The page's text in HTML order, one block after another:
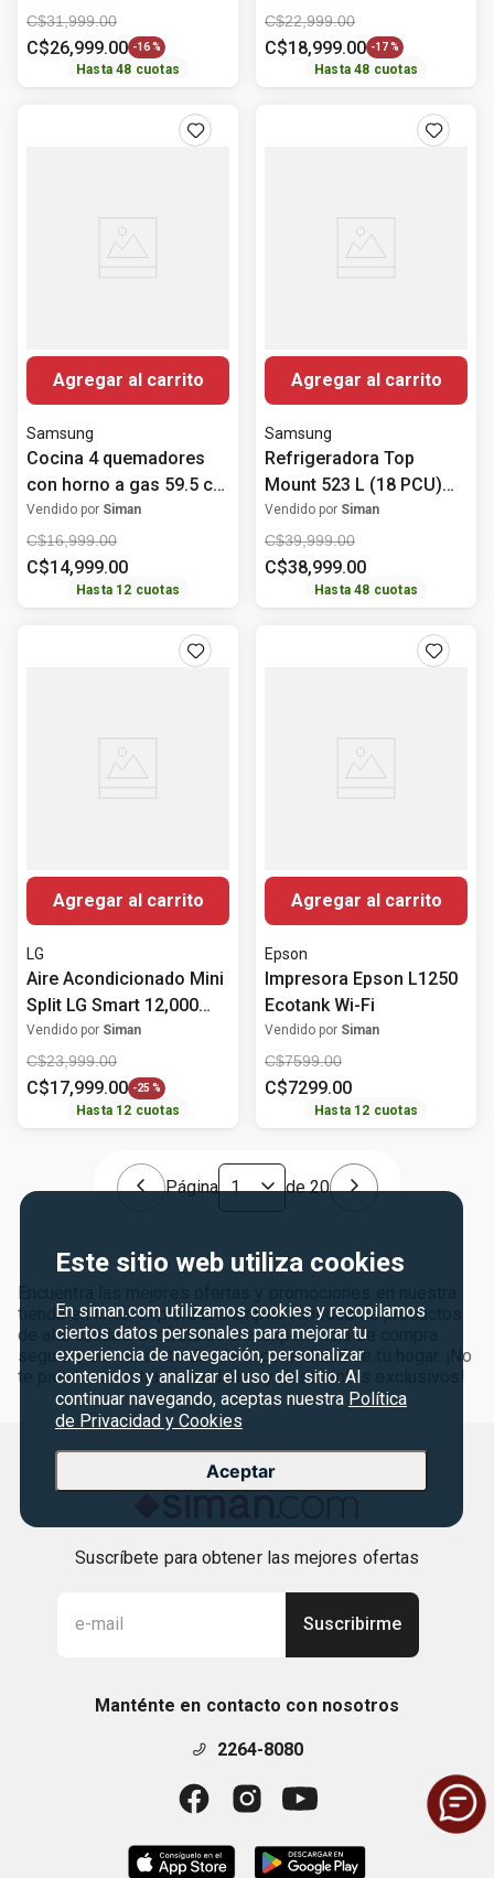
Este sitio web utiliza cookies
En siman.com utilizamos cookies y recopilamos
ciertos datos personales para mejorar tu
experiencia de navegación, personalizar
contenidos y analizar el uso del sitio. Al
continuar navegando, aceptas nuestra Política
de Privacidad y Cookies
Aceptar
RT38DG6224S9/AP
Samsung
C$31,999.00
C$26,999.00 -16 %
Hasta48 cuotas
C$22,999.00
C$18,999.00 -17 %
Hasta48 cuotas
Agregar al carrito
Samsung
Cocina 4 quemadores
con horno a gas 59.5 cm
(24") NX24BG45411VAP
Samsung
Vendido por Siman
C$16,999.00
C$14,999.00
Hasta 12 cuotas
Agregar al carrito
Samsung
Refrigeradora Top
Mount 523 L (18 PCU)
Bespoke Digital Inverter
RT53DB6754ET/AP
Samsung
Vendido por Siman
C$39,999.00
C$38,999.00
Hasta48 cuotas
Agregar al carrito
LG
Aire Acondicionado Mini
Split LG Smart 12,000
BTU
Vendido por Siman
C$23,999.00
C$17,999.00 -25 %
Hasta 12 cuotas
Agregar al carrito
Epson
Impresora Epson L1250
Ecotank Wi-Fi
Vendido por Siman
C$7599.00
C$7299.00
Hasta 12 cuotas
Página de20
Encuentra las mejores ofertas y promociones en nuestra
tienda en línea. Explora una amplia variedad de productos
de alta calidad. Disfruta de una experiencia de compra
segura y conveniente desde la comodidad de tu hogar. ¡No
te pierdas nuestras novedades y descuentos exclusivos!
Suscríbete para obtener las mejores ofertas
Suscribirme
Manténte en contacto con nosotros
2264-8080